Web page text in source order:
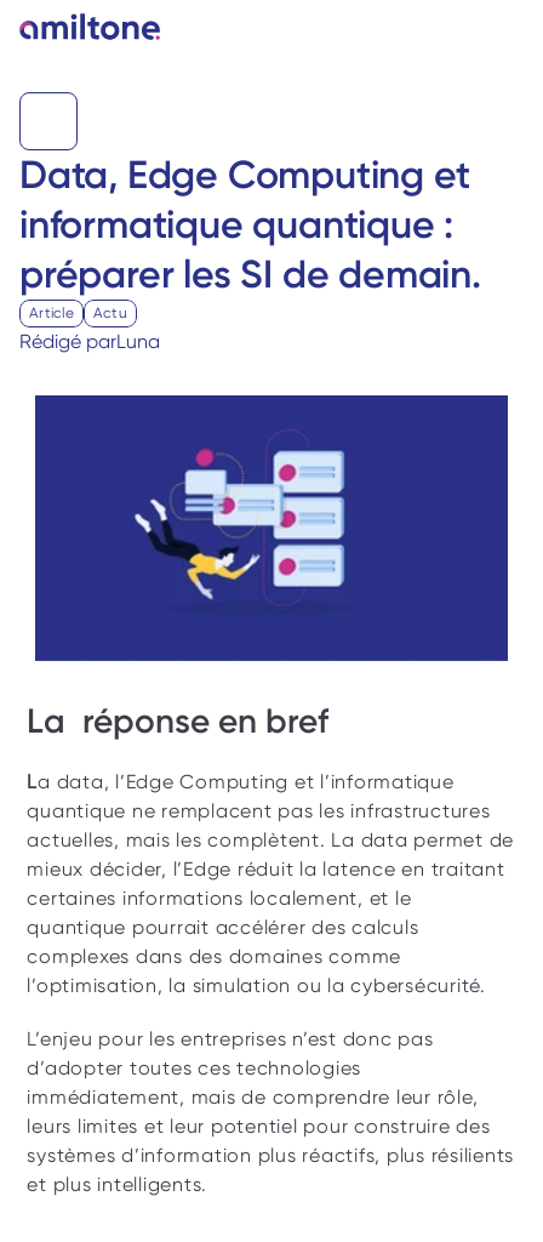
Data, Edge Computing et
informatique quantique :
préparer les SI de demain.
Article Actu
Rédigé parLuna
La  réponse en bref
La data, l’Edge Computing et l’informatique
quantique ne remplacent pas les infrastructures
actuelles, mais les complètent. La data permet de
mieux décider, l’Edge réduit la latence en traitant
certaines informations localement, et le
quantique pourrait accélérer des calculs
complexes dans des domaines comme
l’optimisation, la simulation ou la cybersécurité.
L’enjeu pour les entreprises n’est donc pas
d’adopter toutes ces technologies
immédiatement, mais de comprendre leur rôle,
leurs limites et leur potentiel pour construire des
systèmes d’information plus réactifs, plus résilients
et plus intelligents.